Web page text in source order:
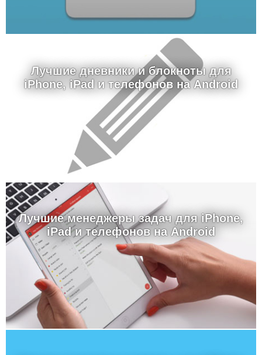
Лучшие дневники и блокноты для
iPhone, iPad и телефонов на Android
Лучшие менеджеры задач для iPhone,
iPad и телефонов на Android